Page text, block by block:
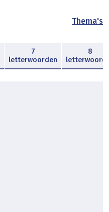
Thema's
7
letterwoorden
8